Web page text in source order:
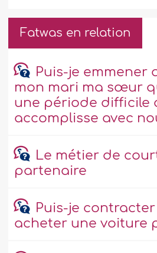
Fatwas en relation
Puis-je emmener
mon mari ma sœur
une période difficile
accomplisse avec
Le métier de
partenaire
Puis-je
acheter une voiture